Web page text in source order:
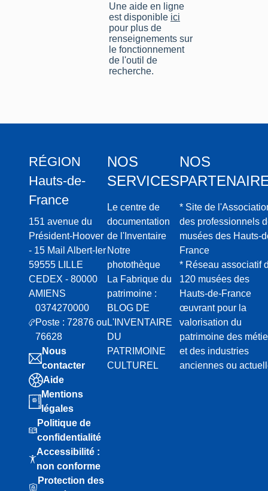
Une aide en ligne
est disponible ici
pour plus de
renseignements sur
le fonctionnement
de l'outil de
recherche.
RÉGION
Hauts-de-
France
151 avenue du
Président-Hoover
- 15 Mail Albert-Ier
59555 LILLE
CEDEX - 80000
AMIENS
0374270000
Poste : 72876 ou
76628
Nous
contacter
Aide
Mentions
légales
Politique de
confidentialité
Accessibilité :
non conforme
Protection des
NOS
SERVICES
Le centre de
documentation
de l'Inventaire
Notre
photothèque
La Fabrique du
patrimoine :
BLOG DE
L'INVENTAIRE
DU
PATRIMOINE
CULTUREL
NOS
* Site de
des professionnels
musées des Hauts-
France
* Réseau associatif
120 musées des
Hauts-de-France
œuvrant pour la
valorisation du
patrimoine des
et des industries
anciennes ou